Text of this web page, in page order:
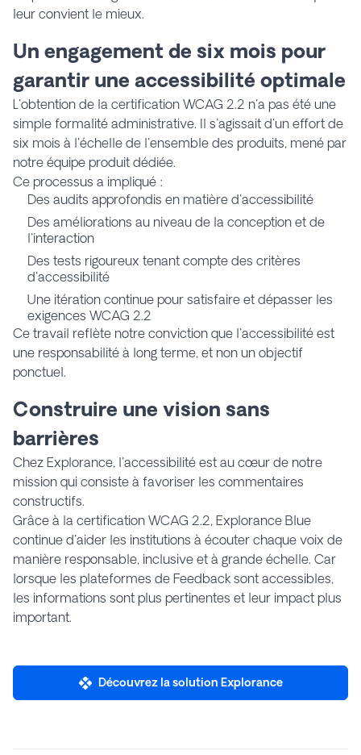
leur convient le mieux.
Un engagement de six mois pour
garantir une accessibilité optimale
L'obtention de la certification WCAG 2.2 n'a pas été une
simple formalité administrative. Il s'agissait d'un effort de
six mois à l'échelle de l'ensemble des produits, mené par
notre équipe produit dédiée.
Ce processus a impliqué :
Des audits approfondis en matière d'accessibilité
Des améliorations au niveau de la conception et de
l'interaction
Des tests rigoureux tenant compte des critères
d'accessibilité
Une itération continue pour satisfaire et dépasser les
exigences WCAG 2.2
Ce travail reflète notre conviction que l'accessibilité est
une responsabilité à long terme, et non un objectif
ponctuel.
Construire une vision sans
barrières
Chez Explorance, l'accessibilité est au cœur de notre
mission qui consiste à favoriser les commentaires
constructifs.
Grâce à la certification WCAG 2.2, Explorance Blue
continue d'aider les institutions à écouter chaque voix de
manière responsable, inclusive et à grande échelle. Car
lorsque les plateformes de Feedback sont accessibles,
les informations sont plus pertinentes et leur impact plus
important.
Découvrez la solution Explorance